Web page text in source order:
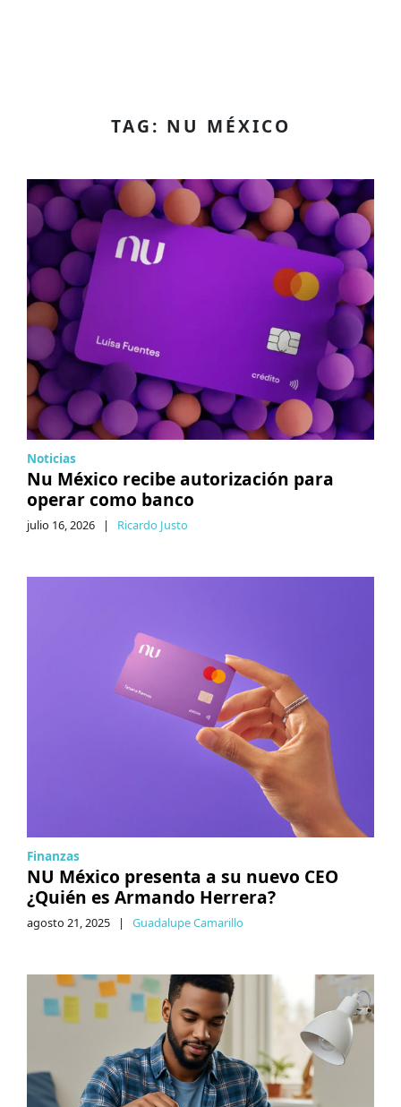
TAG: NU MÉXICO
Noticias
Nu México recibe autorización para
operar como banco
julio 16, 2026 | Ricardo Justo
Finanzas
NU México presenta a su nuevo CEO
¿Quién es Armando Herrera?
agosto 21, 2025 | Guadalupe Camarillo